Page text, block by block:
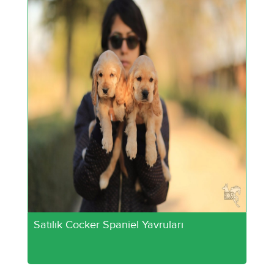
Satılık Cocker Spaniel Yavruları